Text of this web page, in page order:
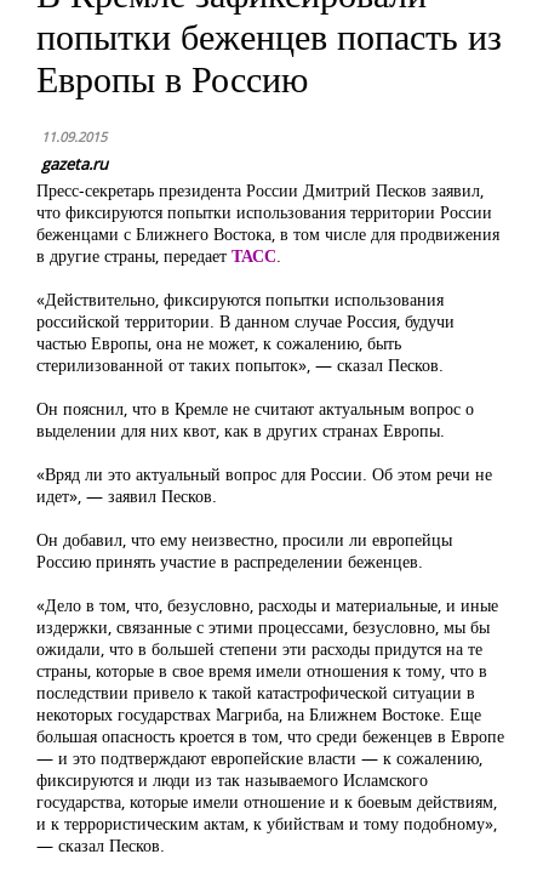
попытки беженцев попасть из
Европы в Россию
11.09.2015
gazeta.ru
Пресс-секретарь президента России Дмитрий Песков заявил,
что фиксируются попытки использования территории России
беженцами с Ближнего Востока, в том числе для продвижения
в другие страны, передает ТАСС.
«Действительно, фиксируются попытки использования
российской территории. В данном случае Россия, будучи
частью Европы, она не может, к сожалению, быть
стерилизованной от таких попыток», — сказал Песков.
Он пояснил, что в Кремле не считают актуальным вопрос о
выделении для них квот, как в других странах Европы.
«Вряд ли это актуальный вопрос для России. Об этом речи не
идет», — заявил Песков.
Он добавил, что ему неизвестно, просили ли европейцы
Россию принять участие в распределении беженцев.
«Дело в том, что, безусловно, расходы и материальные, и иные
издержки, связанные с этими процессами, безусловно, мы бы
ожидали, что в большей степени эти расходы придутся на те
страны, которые в свое время имели отношения к тому, что в
последствии привело к такой катастрофической ситуации в
некоторых государствах Магриба, на Ближнем Востоке. Еще
большая опасность кроется в том, что среди беженцев в Европе
— и это подтверждают европейские власти — к сожалению,
фиксируются и люди из так называемого Исламского
государства, которые имели отношение и к боевым действиям,
и к террористическим актам, к убийствам и тому подобному»,
— сказал Песков.